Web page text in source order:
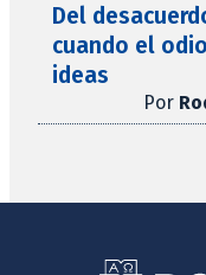
Del
cuando el
ideas
Por